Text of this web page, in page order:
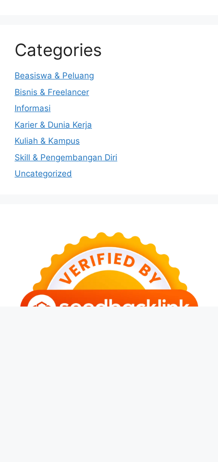
Categories
Beasiswa & Peluang
Bisnis & Freelancer
Informasi
Karier & Dunia Kerja
Kuliah & Kampus
Skill & Pengembangan Diri
Uncategorized